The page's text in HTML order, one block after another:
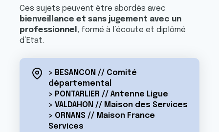
Ces sujets peuvent être abordés avec
bienveillance et sans jugement avec un
professionnel , formé à l’écoute et diplômé
d’Etat.
> BESANCON // Comité
départemental
> PONTARLIER // Antenne Ligue
> VALDAHON // Maison des Services
> ORNANS // Maison France
Services